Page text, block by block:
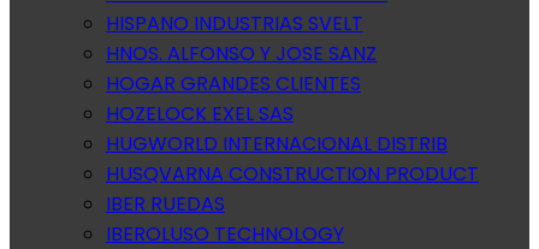
HISPANO INDUSTRIAS SVELT
HNOS. ALFONSO Y JOSE SANZ
HOGAR GRANDES CLIENTES
HOZELOCK EXEL SAS
HUGWORLD INTERNACIONAL DISTRIB
HUSQVARNA CONSTRUCTION PRODUCT
IBER RUEDAS
IBEROLUSO TECHNOLOGY